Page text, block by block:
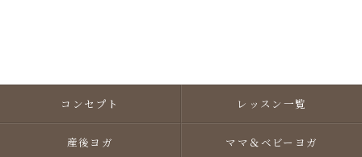
コンセプト レッスン一覧
産後ヨガ ママ＆ベビーヨガ